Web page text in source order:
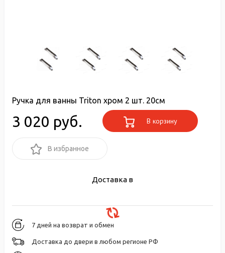
Ручка для ванны Triton хром 2 шт. 20см
3 020 руб. В корзину
В избранное
Доставка в
7 дней на возврат и обмен
Доставка до двери в любом регионе РФ